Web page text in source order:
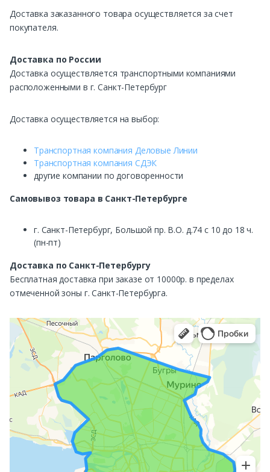
Доставка заказанного товара осуществляется за счет
покупателя.
Доставка по России
Доставка осуществляется транспортными компаниями
расположенными в г. Санкт-Петербург
Доставка осуществляется на выбор:
Транспортная компания Деловые Линии
Транспортная компания СДЭК
другие компании по договоренности
Самовывоз товара в Санкт-Петербурге
г. Санкт-Петербург, Большой пр. В.О. д.74 с 10 до 18 ч.
(пн-пт)
Доставка по Санкт-Петербургу
Бесплатная доставка при заказе от 10000р. в пределах
отмеченной зоны г. Санкт-Петербурга.